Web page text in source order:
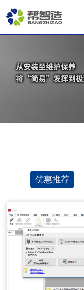
优惠推荐